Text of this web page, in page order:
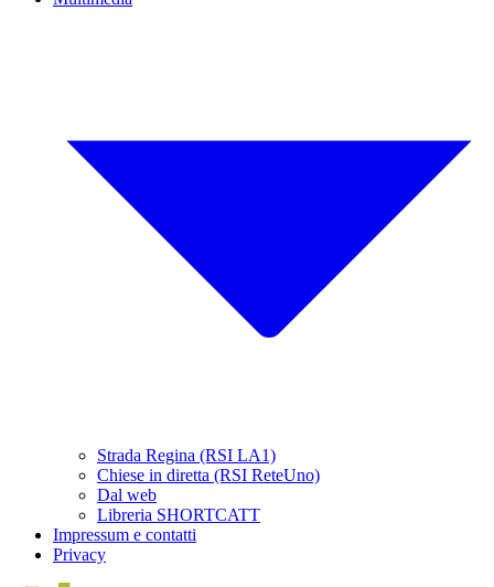
Strada Regina (RSI LA1)
Chiese in diretta (RSI ReteUno)
Dal web
Libreria SHORTCATT
Impressum e contatti
Privacy